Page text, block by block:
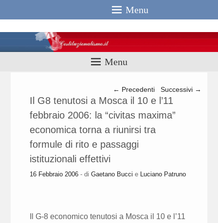
Menu
Menu
Navigazione articolo
← Precedenti Successivi →
Il G8 tenutosi a Mosca il 10 e l’11
febbraio 2006: la “civitas maxima”
economica torna a riunirsi tra
formule di rito e passaggi
istituzionali effettivi
16 Febbraio 2006 - di Gaetano Bucci e Luciano Patruno
Il G-8 economico tenutosi a Mosca il 10 e l’11